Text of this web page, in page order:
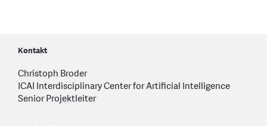
Kontakt
Christoph Broder
ICAI Interdisciplinary Center for Artificial Intelligence
Senior Projektleiter